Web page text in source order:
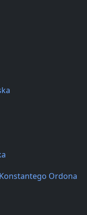
Ordona